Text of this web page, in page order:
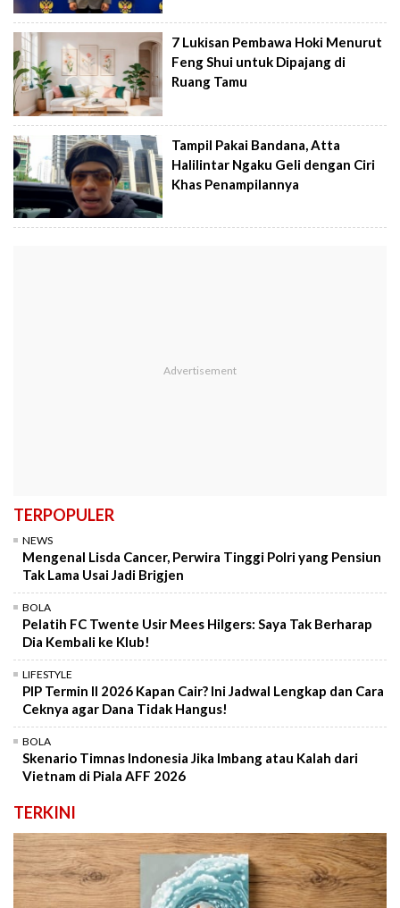
7 Lukisan Pembawa Hoki Menurut
Feng Shui untuk Dipajang di
Ruang Tamu
Tampil Pakai Bandana, Atta
Halilintar Ngaku Geli dengan Ciri
Khas Penampilannya
TERPOPULER
NEWS
Mengenal Lisda Cancer, Perwira Tinggi Polri yang Pensiun
Tak Lama Usai Jadi Brigjen
BOLA
Pelatih FC Twente Usir Mees Hilgers: Saya Tak Berharap
Dia Kembali ke Klub!
LIFESTYLE
PIP Termin II 2026 Kapan Cair? Ini Jadwal Lengkap dan Cara
Ceknya agar Dana Tidak Hangus!
BOLA
Skenario Timnas Indonesia Jika Imbang atau Kalah dari
Vietnam di Piala AFF 2026
TERKINI